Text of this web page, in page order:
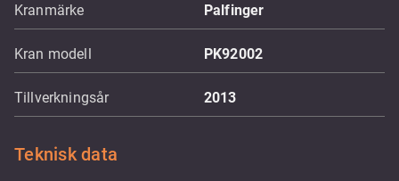
Kranmärke Palfinger
Kran modell PK92002
Tillverkningsår 2013
Teknisk data